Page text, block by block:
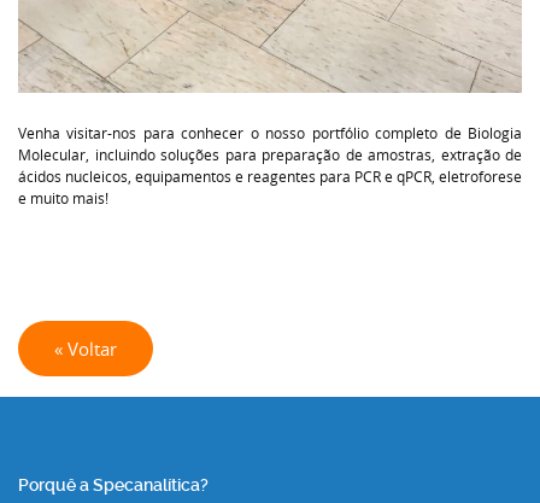
Venha visitar-nos para conhecer o nosso portfólio completo de Biologia
Molecular, incluindo soluções para preparação de amostras, extração de
ácidos nucleicos, equipamentos e reagentes para PCR e qPCR, eletroforese
e muito mais!
« Voltar
Porquê a Specanalítica?